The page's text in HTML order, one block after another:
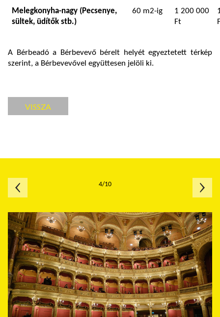
Melegkonyha-nagy (Pecsenye,
sültek, üdítők stb.)
60 m2-ig
1 200 000
Ft
A Bérbeadó a Bérbevevő bérelt helyét egyeztetett térkép
szerint, a Bérbevevővel együttesen jelöli ki.
VISSZA
4/10